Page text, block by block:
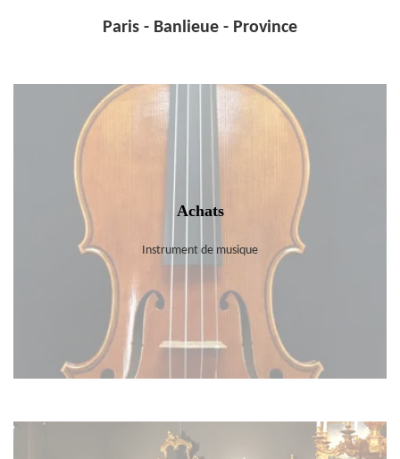
Paris - Banlieue - Province
Achats
Instrument de musique